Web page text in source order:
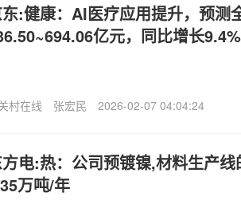
:健康：AI医疗应用提升，预测
亿元，同比增长
村在线 张宏民 2026-02-07 04:04:24
电:热：公司预镀镍,材料生产
万吨/年